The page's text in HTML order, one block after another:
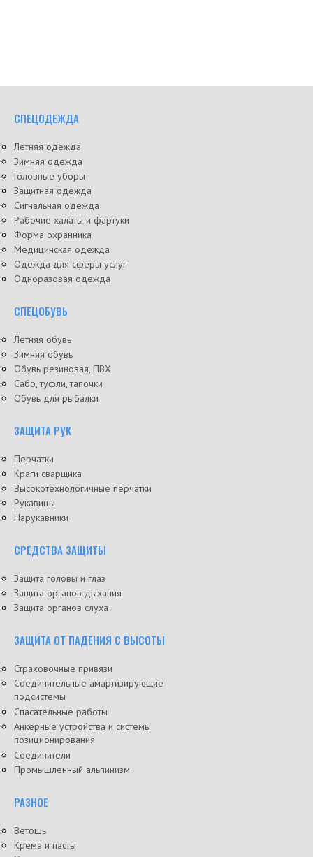
СПЕЦОДЕЖДА
Летняя одежда
Зимняя одежда
Головные уборы
Защитная одежда
Сигнальная одежда
Рабочие халаты и фартуки
Форма охранника
Медицинская одежда
Одежда для сферы услуг
Одноразовая одежда
СПЕЦОБУВЬ
Летняя обувь
Зимняя обувь
Обувь резиновая, ПВХ
Сабо, туфли, тапочки
Обувь для рыбалки
ЗАЩИТА РУК
Перчатки
Краги сварщика
Высокотехнологичные перчатки
Рукавицы
Нарукавники
СРЕДСТВА ЗАЩИТЫ
Защита головы и глаз
Защита органов дыхания
Защита органов слуха
ЗАЩИТА ОТ ПАДЕНИЯ С ВЫСОТЫ
Страховочные привязи
Соединительные амартизирующие
подсистемы
Спасательные работы
Анкерные устройства и системы
позиционирования
Соединители
Промышленный альпинизм
РАЗНОЕ
Ветошь
Крема и пасты